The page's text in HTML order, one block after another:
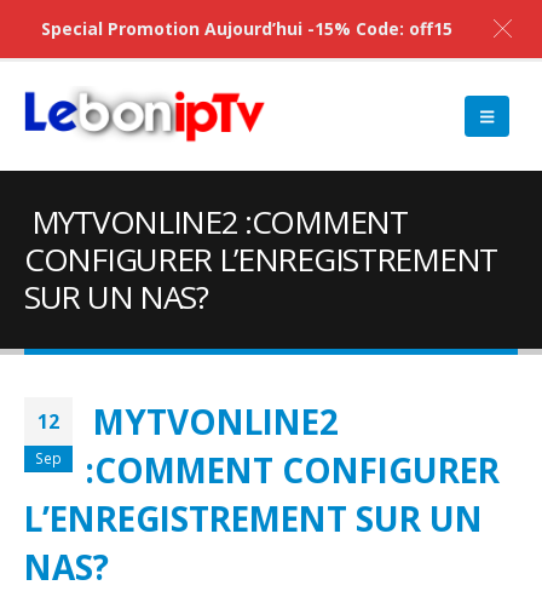
MYTVONLINE2 :COMMENT
CONFIGURER L’ENREGISTREMENT
SUR UN NAS?
12
Sep
MYTVONLINE2
:COMMENT CONFIGURER
L’ENREGISTREMENT SUR UN
NAS?
Special Promotion Aujourd’hui -15% Code: off15